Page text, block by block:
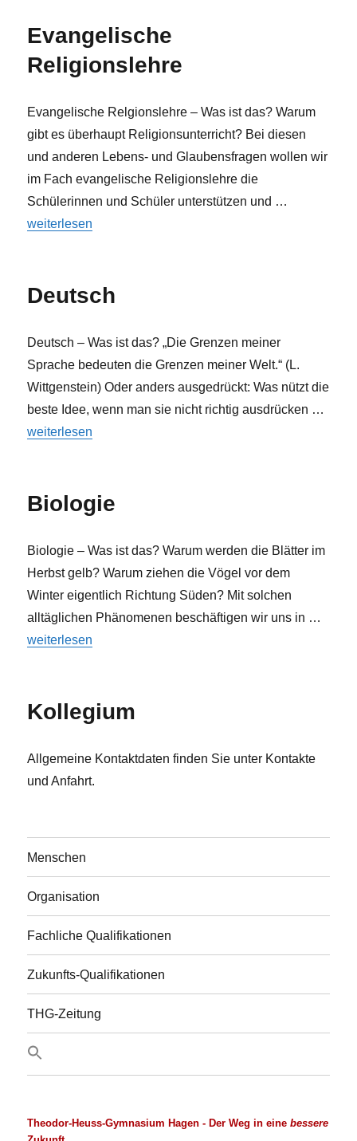
Evangelische
Religionslehre
Evangelische Relgionslehre – Was ist das? Warum
gibt es überhaupt Religionsunterricht? Bei diesen
und anderen Lebens- und Glaubensfragen wollen wir
im Fach evangelische Religionslehre die
Schülerinnen und Schüler unterstützen und …
„Evangelische Religionslehre“
weiterlesen
Deutsch
Deutsch – Was ist das? „Die Grenzen meiner
Sprache bedeuten die Grenzen meiner Welt.“ (L.
Wittgenstein) Oder anders ausgedrückt: Was nützt die
beste Idee, wenn man sie nicht richtig ausdrücken …
„Deutsch“
weiterlesen
Biologie
Biologie – Was ist das? Warum werden die Blätter im
Herbst gelb? Warum ziehen die Vögel vor dem
Winter eigentlich Richtung Süden? Mit solchen
alltäglichen Phänomenen beschäftigen wir uns in …
„Biologie“
weiterlesen
Kollegium
Allgemeine Kontaktdaten finden Sie unter Kontakte
und Anfahrt.
Menschen
Organisation
Fachliche Qualifikationen
Zukunfts-Qualifikationen
THG-Zeitung
Theodor-Heuss-Gymnasium Hagen - Der Weg in einebessere